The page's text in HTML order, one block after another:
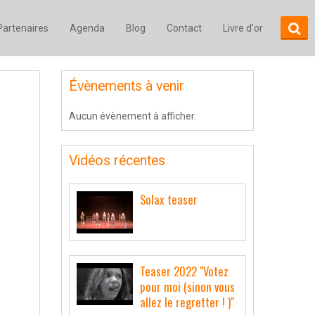
Agenda Blog Contact Livre d'or
Évènements à venir
Aucun évènement à afficher.
Vidéos récentes
Solax teaser
Teaser 2022 "Votez
pour moi (sinon vous
allez le regretter ! )"